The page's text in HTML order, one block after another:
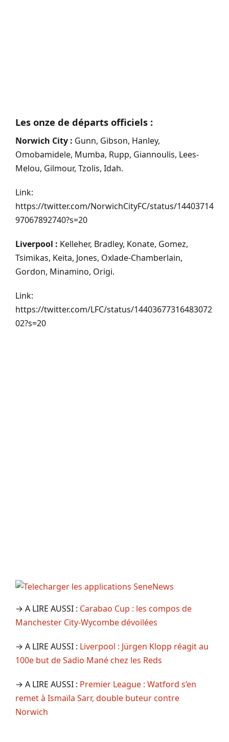
Les onze de départs officiels :
Norwich City : Gunn, Gibson, Hanley,
Omobamidele, Mumba, Rupp, Giannoulis, Lees-
Melou, Gilmour, Tzolis, Idah.
Link:
https://twitter.com/NorwichCityFC/status/14403714
97067892740?s=20
Liverpool : Kelleher, Bradley, Konate, Gomez,
Tsimikas, Keita, Jones, Oxlade-Chamberlain,
Gordon, Minamino, Origi.
Link:
https://twitter.com/LFC/status/14403677316483072
02?s=20
→ A LIRE AUSSI : Carabao Cup : les compos de
Manchester City-Wycombe dévoilées
→ A LIRE AUSSI : Liverpool : Jürgen Klopp réagit au
100e but de Sadio Mané chez les Reds
→ A LIRE AUSSI : Premier League : Watford s’en
remet à Ismaïla Sarr, double buteur contre
Norwich